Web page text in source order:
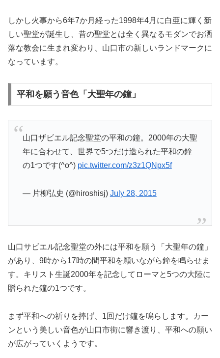
しかし火事から6年7か月経った1998年4月に白亜に輝く新
しい聖堂が誕生し、昔の聖堂とは全く異なるモダンでお洒
落な教会に生まれ変わり、山口市の新しいランドマークに
なっています。
平和を願う音色「大聖年の鐘」
山口ザビエル記念聖堂の平和の鐘。2000年の大聖
年に合わせて、世界で5つだけ造られた平和の鐘
の1つです(^o^) pic.twitter.com/z3z1QNpx5f
— 片柳弘史 (@hiroshisj) July 28, 2015
山口サビエル記念聖堂の外には平和を願う「大聖年の鐘」
があり、9時から17時の間平和を願いながら鐘を鳴らせま
す。キリスト生誕2000年を記念してローマと5つの大陸に
贈られた鐘の1つです。
まず平和への祈りを捧げ、1回だけ鐘を鳴らします。カー
ンという美しい音色が山口市街に響き渡り、平和への願い
が広がっていくようです。